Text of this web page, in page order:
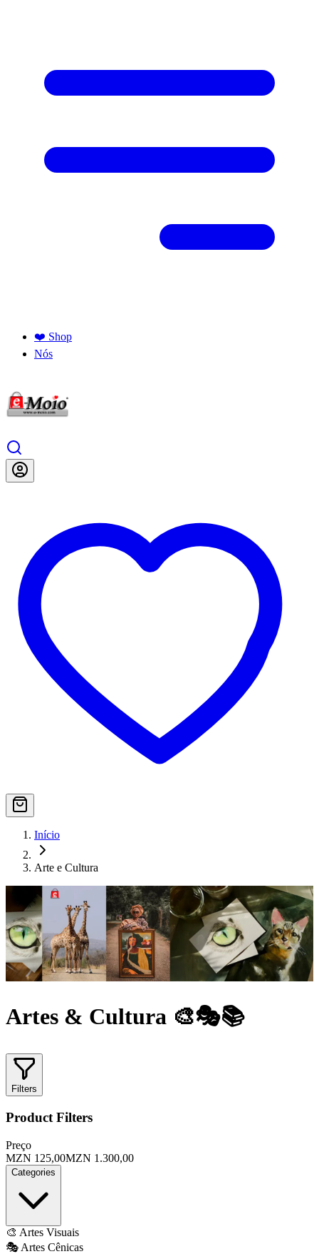
❤️ Shop
Nós
Início
Arte e Cultura
Artes & Cultura 🎨🎭📚
Filters
Product Filters
Preço
MZN 125,00MZN 1.300,00
Categories
🎨 Artes Visuais
🎭 Artes Cênicas